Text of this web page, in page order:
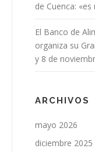
de Cuenca:
El Banco de
organiza su
y 8 de
ARCHIVOS
mayo 2026
diciembre 2025